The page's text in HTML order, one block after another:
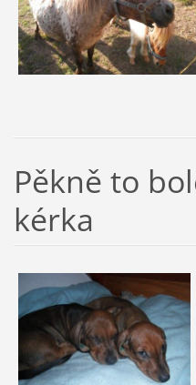
Pěkně to
kérka